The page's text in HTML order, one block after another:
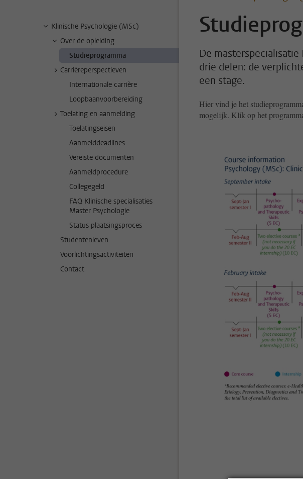
Klinische Psychologie (MSc)
Over de opleiding
Studieprogramma
Carrièreperspectieven
Internationale carrière
Loopbaanvoorbereiding
Toelating en aanmelding
Toelatingseisen
Aanmelddeadlines
Vereiste documenten
Aanmeldprocedure
Collegegeld
FAQ Klinische specialisaties
Master Psychologie
Status plaatsingsproces
Studentenleven
Voorlichtingsactiviteiten
Contact
De
drie delen: de
een stage.
Hier vind je het
mogelijk. Klik op het